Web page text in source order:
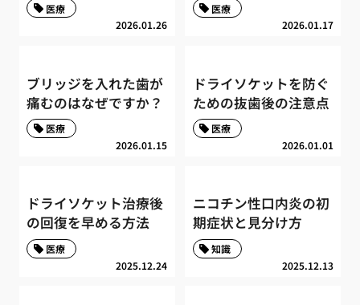
2026.01.26
医療
2026.01.17
医療
ブリッジを入れた歯が
痛むのはなぜですか？
2026.01.15
医療
ドライソケットを防ぐ
ための抜歯後の注意点
2026.01.01
医療
ドライソケット治療後
の回復を早める方法
2025.12.24
医療
ニコチン性口内炎の初
期症状と見分け方
2025.12.13
知識